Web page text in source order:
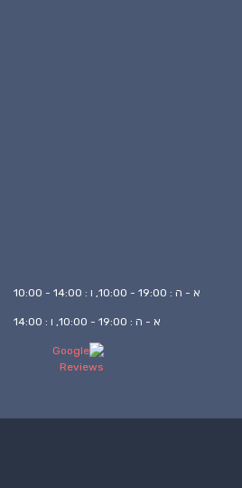
א - ה : 19:00 - 10:00, ו : 14:00 - 10:00
א - ה : 19:00 - 10:00, ו : 14:00